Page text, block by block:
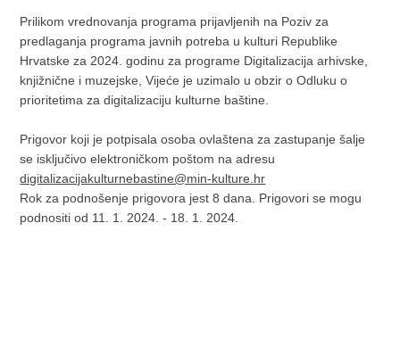
Prilikom vrednovanja programa prijavljenih na Poziv za
predlaganja programa javnih potreba u kulturi Republike
Hrvatske za 2024. godinu za programe Digitalizacija arhivske,
knjižnične i muzejske, Vijeće je uzimalo u obzir o Odluku o
prioritetima za digitalizaciju kulturne baštine.
Prigovor koji je potpisala osoba ovlaštena za zastupanje šalje
se isključivo elektroničkom poštom na adresu
digitalizacijakulturnebastine@min-kulture.hr
Rok za podnošenje prigovora jest 8 dana. Prigovori se mogu
podnositi od 11. 1. 2024. - 18. 1. 2024.